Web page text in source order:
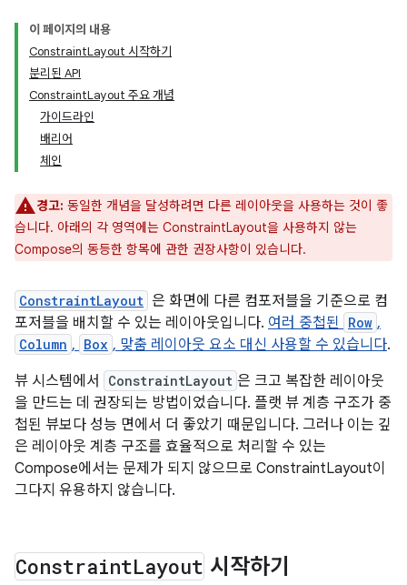
이 페이지의 내용
ConstraintLayout 시작하기
분리된 API
ConstraintLayout 주요 개념
가이드라인
배리어
체인
경고: 동일한 개념을 달성하려면 다른 레이아웃을 사용하는 것이 좋
습니다. 아래의 각 영역에는 ConstraintLayout을 사용하지 않는
Compose의 동등한 항목에 관한 권장사항이 있습니다.
ConstraintLayout 은 화면에 다른 컴포저블을 기준으로 컴
포저블을 배치할 수 있는 레이아웃입니다. 여러 중첩된 Row ,
Column , Box , 맞춤 레이아웃 요소 대신 사용할 수 있습니다.
뷰 시스템에서
ConstraintLayout 은 크고 복잡한 레이아웃
을 만드는 데 권장되는 방법이었습니다. 플랫 뷰 계층 구조가 중
첩된 뷰보다 성능 면에서 더 좋았기 때문입니다. 그러나 이는 깊
은 레이아웃 계층 구조를 효율적으로 처리할 수 있는
Compose에서는 문제가 되지 않으므로 ConstraintLayout이
그다지 유용하지 않습니다.
ConstraintLayout 시작하기